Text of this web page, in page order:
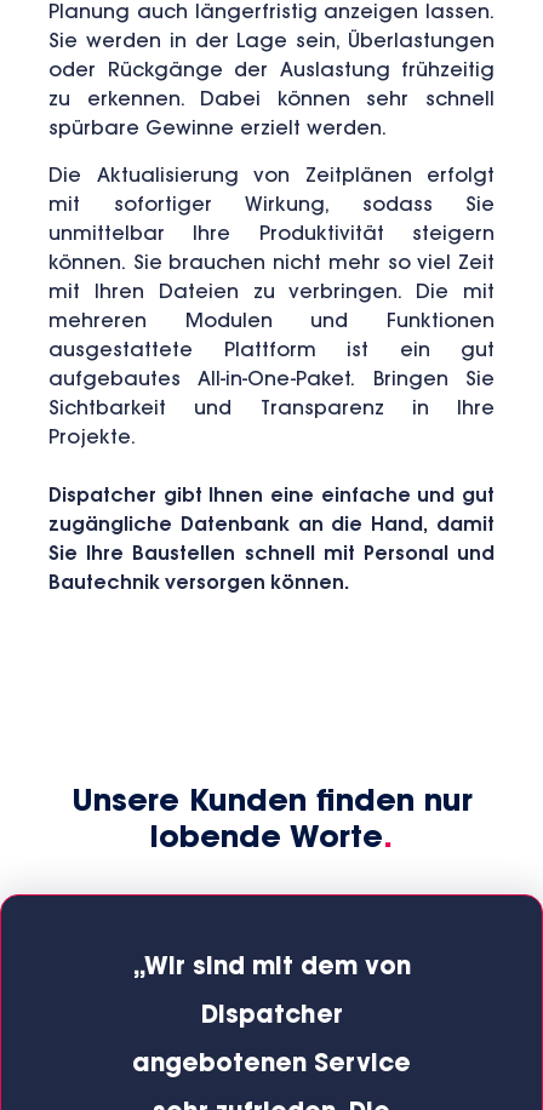
Planung auch längerfristig anzeigen lassen.
Sie werden in der Lage sein, Überlastungen
oder Rückgänge der Auslastung frühzeitig
zu erkennen. Dabei können sehr schnell
spürbare Gewinne erzielt werden.
Die Aktualisierung von Zeitplänen erfolgt
mit sofortiger Wirkung, sodass Sie
unmittelbar Ihre Produktivität steigern
können. Sie brauchen nicht mehr so viel Zeit
mit Ihren Dateien zu verbringen. Die mit
mehreren Modulen und Funktionen
ausgestattete Plattform ist ein gut
aufgebautes All-in-One-Paket.
Bringen Sie
Sichtbarkeit und Transparenz in Ihre
Projekte.
Dispatcher gibt Ihnen eine einfache und gut
zugängliche Datenbank an die Hand, damit
Sie Ihre Baustellen schnell mit Personal und
Bautechnik versorgen können.
Unsere Kunden finden nur
lobende Worte.
„Wir sind mit dem von
Dispatcher
angebotenen Service